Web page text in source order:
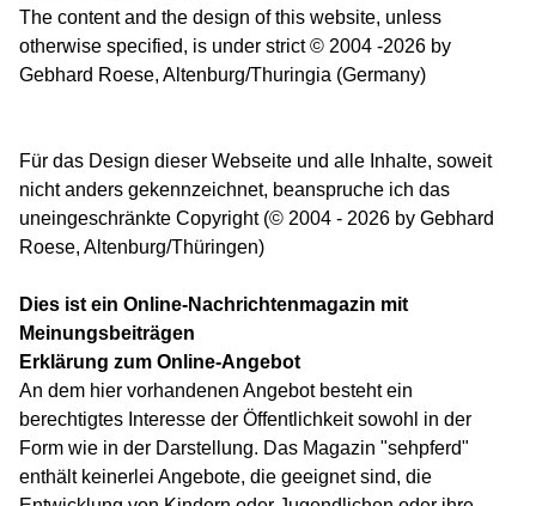
The content and the design of this website, unless
otherwise specified, is under strict © 2004 -2026 by
Gebhard Roese, Altenburg/Thuringia (Germany)
Für das Design dieser Webseite und alle Inhalte, soweit
nicht anders gekennzeichnet, beanspruche ich das
uneingeschränkte Copyright (© 2004 - 2026 by Gebhard
Roese, Altenburg/Thüringen)
Dies ist ein Online-Nachrichtenmagazin mit
Meinungsbeiträgen
Erklärung zum Online-Angebot
An dem hier vorhandenen Angebot besteht ein
berechtigtes Interesse der Öffentlichkeit sowohl in der
Form wie in der Darstellung. Das Magazin "sehpferd"
enthält keinerlei Angebote, die geeignet sind, die